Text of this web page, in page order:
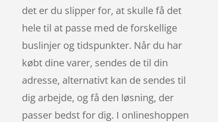
det er du slipper for, at skulle få det
hele til at passe med de forskellige
buslinjer og tidspunkter. Når du har
købt dine varer, sendes de til din
adresse, alternativt kan de sendes til
dig arbejde, og få den løsning, der
passer bedst for dig. I onlineshoppen